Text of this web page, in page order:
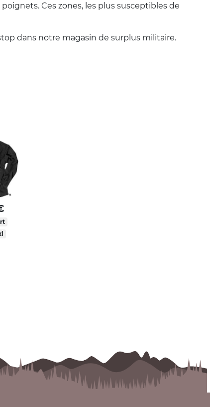
Ces zones, les plus susceptibles de
dans notre magasin de surplus militaire.